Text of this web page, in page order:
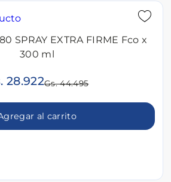
SPRAY EXTRA FIRME Fco x
300 ml
28.922Gs. 44.495
al carrito